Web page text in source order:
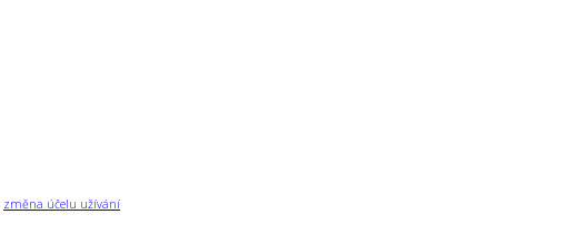
změna účelu užívání